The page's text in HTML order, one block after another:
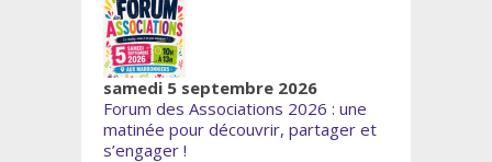
samedi 5 septembre 2026
Forum des Associations 2026 : une
matinée pour découvrir, partager et
s’engager !